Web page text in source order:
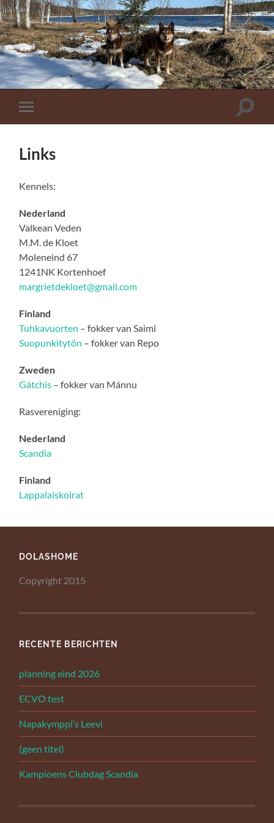
Toggle
mobiel
Toggle
Links
Kennels:
Nederland
Valkean Veden
M.M. de Kloet
Moleneind 67
1241NK Kortenhoef
margrietdekloet@gmail.com
Finland
Tuhkavuorten – fokker van Saimi
Suopunkitytön – fokker van Repo
Zweden
Gátchis – fokker van Mánnu
Rasvereniging:
Nederland
Scandia
Finland
Lappalaiskoirat
DOLASHOME
Copyright 2015
RECENTE BERICHTEN
planning eind 2026
ECVO test
Napakymppi’s Leevi
(geen titel)
Kampioens Clubdag Scandia